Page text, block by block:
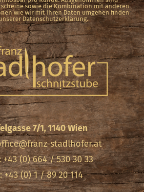
sowie die Kombination mit anderen
wie wir mit Ihren Daten umgehen finden
Datenschutzerklärung.
7/1, 1140 Wien
stadlhofer.at
+43 (0) 664 / 530 30 33
: +43 (0) 1 / 89 20 114